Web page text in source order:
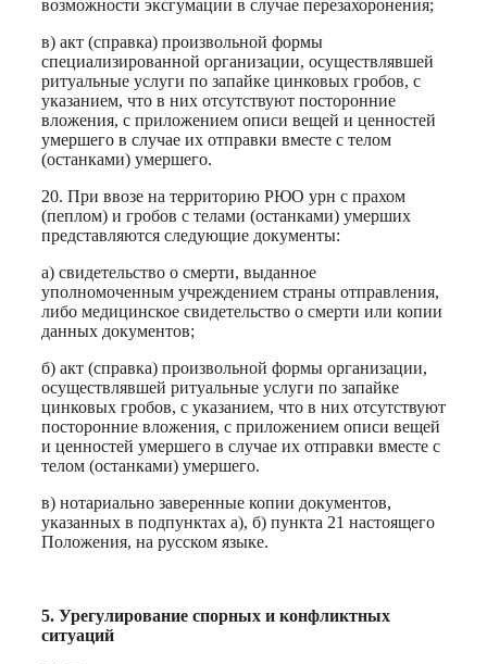
возможности эксгумации в случае перезахоронения;
в) акт (справка) произвольной формы
специализированной организации, осуществлявшей
ритуальные услуги по запайке цинковых гробов, с
указанием, что в них отсутствуют посторонние
вложения, с приложением описи вещей и ценностей
умершего в случае их отправки вместе с телом
(останками) умершего.
20. При ввозе на территорию РЮО урн с прахом
(пеплом) и гробов с телами (останками) умерших
представляются следующие документы:
а) свидетельство о смерти, выданное
уполномоченным учреждением страны отправления,
либо медицинское свидетельство о смерти или копии
данных документов;
б) акт (справка) произвольной формы организации,
осуществлявшей ритуальные услуги по запайке
цинковых гробов, с указанием, что в них отсутствуют
посторонние вложения, с приложением описи вещей
и ценностей умершего в случае их отправки вместе с
телом (останками) умершего.
в) нотариально заверенные копии документов,
указанных в подпунктах а), б) пункта 21 настоящего
Положения, на русском языке.
5. Урегулирование спорных и конфликтных
ситуаций